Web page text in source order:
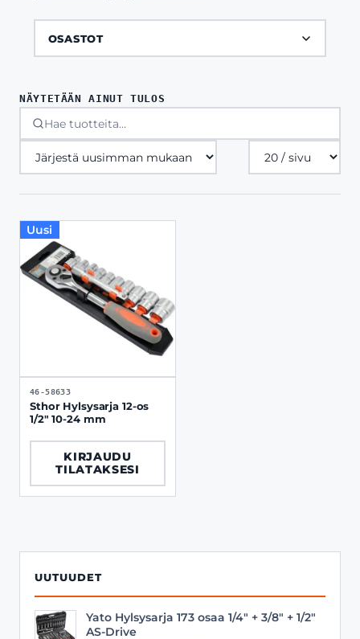
OSASTOT
UUTUUDET
Yato Hylsysarja 173 osaa 1/4" + 3/8" + 1/2"
AS-Drive
NÄYTETÄÄN AINUT TULOS
Tuotteita
sivulla
Uusi
46-58633
Sthor Hylsysarja 12-os
1/2" 10-24 mm
KIRJAUDU
TILATAKSESI